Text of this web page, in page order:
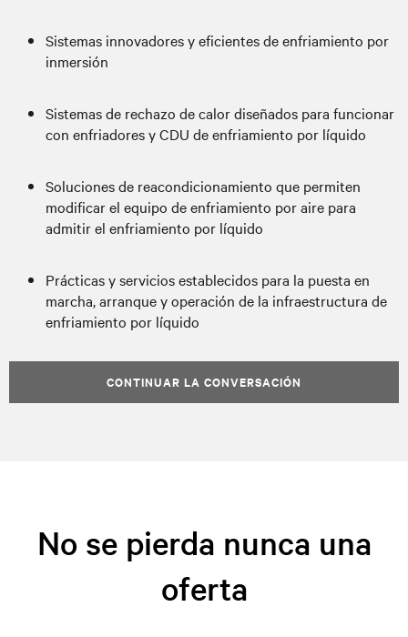
Sistemas innovadores y eficientes de enfriamiento por
inmersión
Sistemas de rechazo de calor diseñados para funcionar
con enfriadores y CDU de enfriamiento por líquido
Soluciones de reacondicionamiento que permiten
modificar el equipo de enfriamiento por aire para
admitir el enfriamiento por líquido
Prácticas y servicios establecidos para la puesta en
marcha, arranque y operación de la infraestructura de
enfriamiento por líquido
CONTINUAR LA CONVERSACIÓN
No se pierda nunca una
oferta